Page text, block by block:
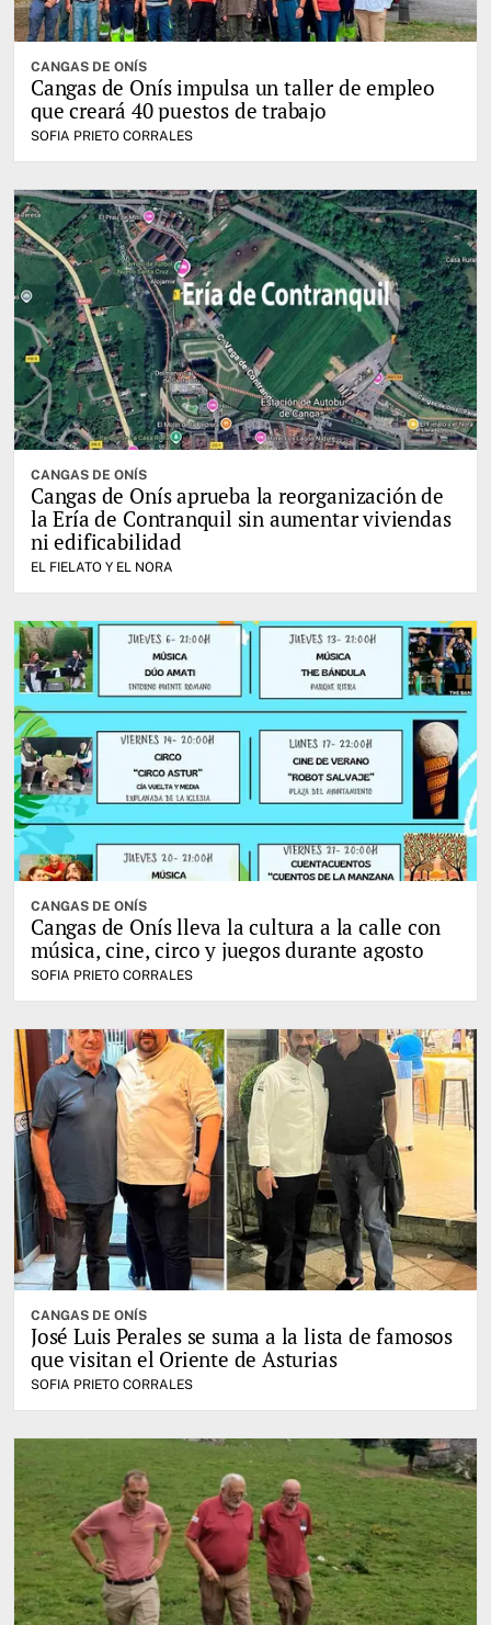
CANGAS DE ONÍS
Cangas de Onís impulsa un taller de empleo
que creará 40 puestos de trabajo
SOFIA PRIETO CORRALES
CANGAS DE ONÍS
Cangas de Onís aprueba la reorganización de
la Ería de Contranquil sin aumentar viviendas
ni edificabilidad
EL FIELATO Y EL NORA
CANGAS DE ONÍS
Cangas de Onís lleva la cultura a la calle con
música, cine, circo y juegos durante agosto
SOFIA PRIETO CORRALES
CANGAS DE ONÍS
José Luis Perales se suma a la lista de famosos
que visitan el Oriente de Asturias
SOFIA PRIETO CORRALES